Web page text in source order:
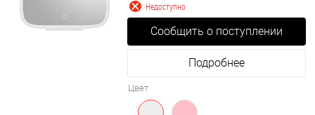
Недоступно
Сообщить о поступлении
Подробнее
Цвет